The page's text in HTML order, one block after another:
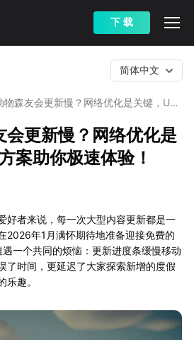
下 载
物森友会更新慢？网络优化是关键，UU
简体中文
会更新慢？网络优化是
案助你极速体验！
好者来说，每一次大型内容更新都是一
2026年1月满怀期待地准备迎接免费的
一个共同的烦恼：更新进度条缓慢移动
了时间，更延迟了大家探索新增的度假
趣。